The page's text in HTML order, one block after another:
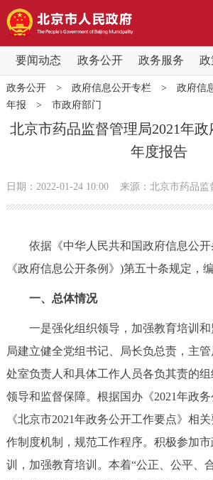
要闻动态 政务公开 政务服务 政
要闻动态
党中央精神 国务院信息
北京要闻 会议信息
市领导 机构职能
政策兑现
决策公开 专题公开
政务服务
便民服务 利企服务
政务公开> 政府信息公开专栏> 政府信
年报 > 市政府部门
北京市药品监督管理局2021年
年度报告
日期：2022-01-24 10:00 来源：北京市药品监
依据《中华人民共和国政府信息公开
《政府信息公开条例》)第五十条规定，
一、总体情况
一是强化组织领导，加强教育培训和
局建立健全党组书记、局长负总责，主管
处室负责人和具体工作人员各负其责的
领导和监督保障。根据国办《2021年政
《北京市2021年政务公开工作要点》相
作制度机制，规范工作程序。积极参加
训，加强教育培训。本着“公正、公平、